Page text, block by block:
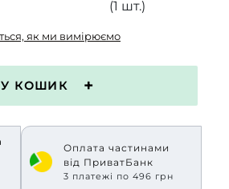
(1 шт.)
як ми вимірюємо
КОШИК
Оплата частинами
від ПриватБанк
3 платежі по 496 грн